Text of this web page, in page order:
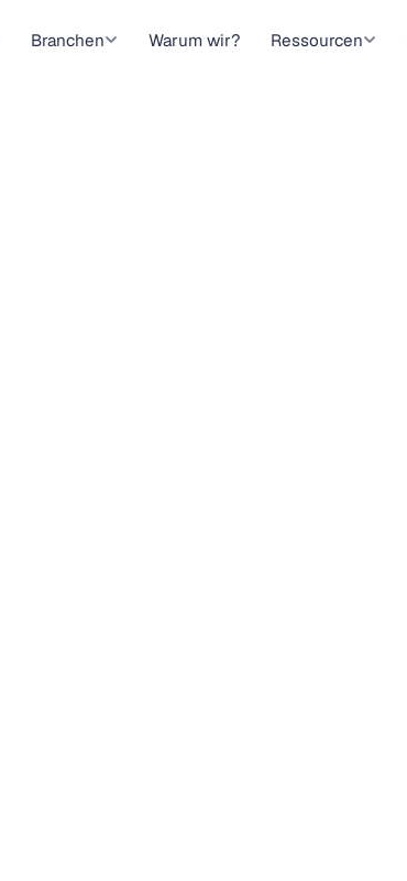
Branchen Warum wir? Ressourcen